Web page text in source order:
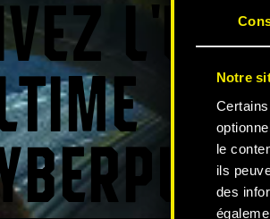
Notre
le
ils
des